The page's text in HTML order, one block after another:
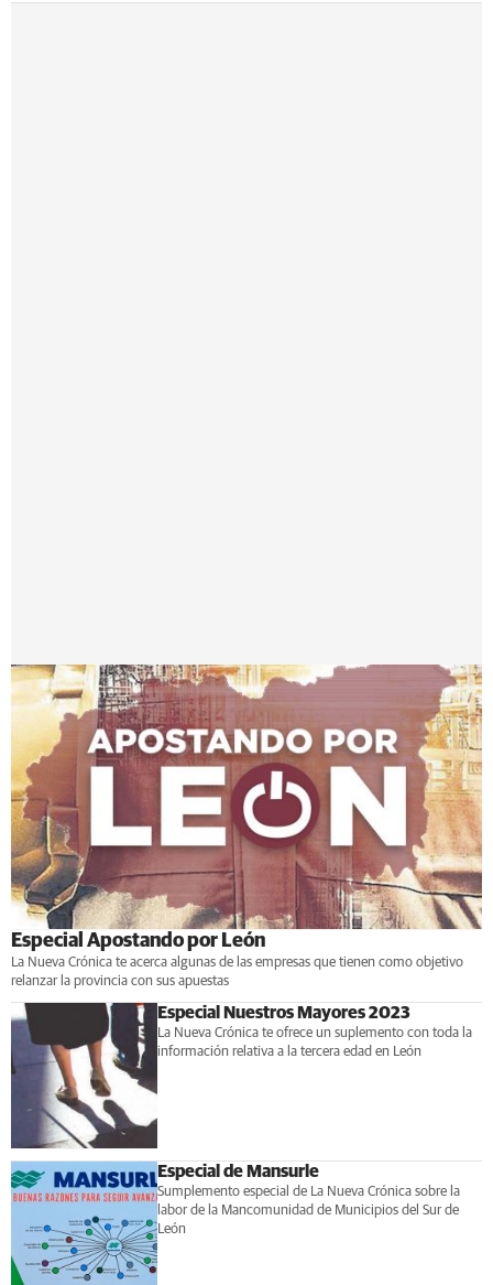
Especial Apostando por León
La Nueva Crónica te acerca algunas de las empresas que tienen como objetivo
relanzar la provincia con sus apuestas
Especial Nuestros Mayores 2023
La Nueva Crónica te ofrece un suplemento con toda la
información relativa a la tercera edad en León
Especial de Mansurle
Sumplemento especial de La Nueva Crónica sobre la
labor de la Mancomunidad de Municipios del Sur de
León